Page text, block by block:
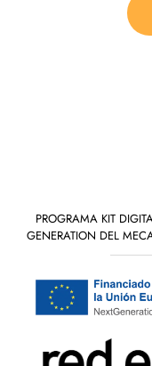
PROGRAMA KIT
GENERATION DEL